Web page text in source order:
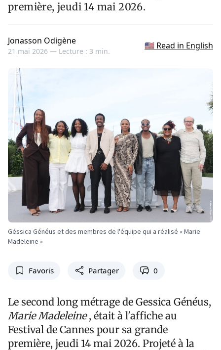
première, jeudi 14 mai 2026.
Jonasson Odigène
21 mai 2026 — Lecture : 3 min.
🇺🇸 Read in English
Géssica Généus et des membres de l'équipe qui a réalisé « Marie
Madeleine »
Favoris Partager 0
Le second long métrage de Gessica Généus,
Marie Madeleine, était à l'affiche au
Festival de Cannes pour sa grande
première, jeudi 14 mai 2026. Projeté à la